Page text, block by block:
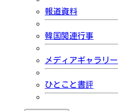
報道資料
韓国関連行事
メディアギャラリー
ひとこと書評